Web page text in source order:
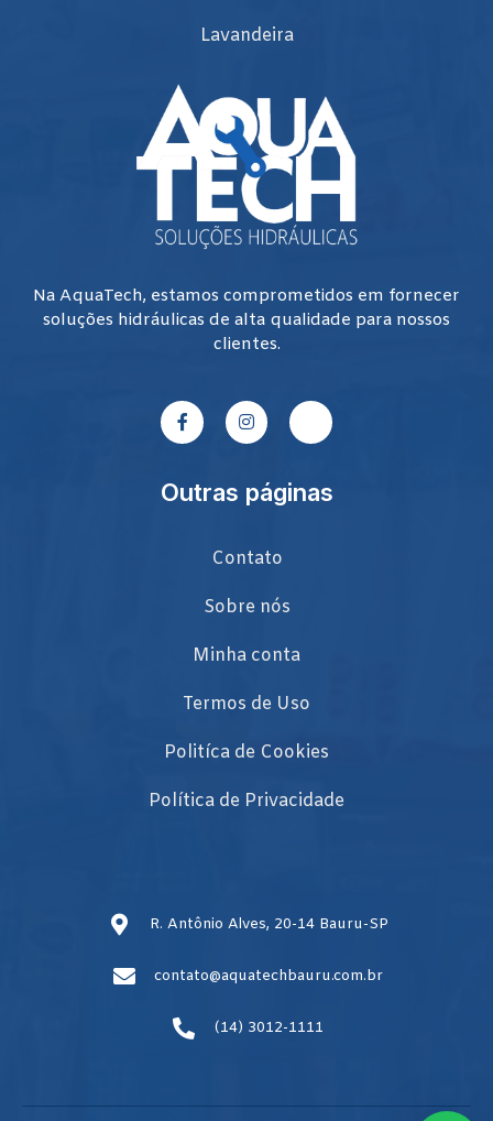
Lavandeira
Na AquaTech, estamos comprometidos em fornecer
soluções hidráulicas de alta qualidade para nossos
clientes.
Outras páginas
Contato
Sobre nós
Minha conta
Termos de Uso
Politíca de Cookies
Política de Privacidade
R. Antônio Alves, 20-14 Bauru-SP
contato@aquatechbauru.com.br
(14) 3012-1111